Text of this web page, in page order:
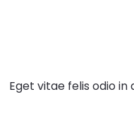
Eget vitae felis odio